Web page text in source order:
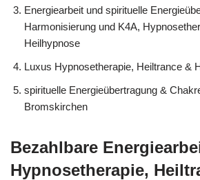
Energiearbeit und spirituelle
Harmonisierung und K4A,
Heilhypnose
Luxus Hypnosetherapie, Heiltrance &
spirituelle Energieübertragung &
Bromskirchen
Bezahlbare
Hypnosetherapie,